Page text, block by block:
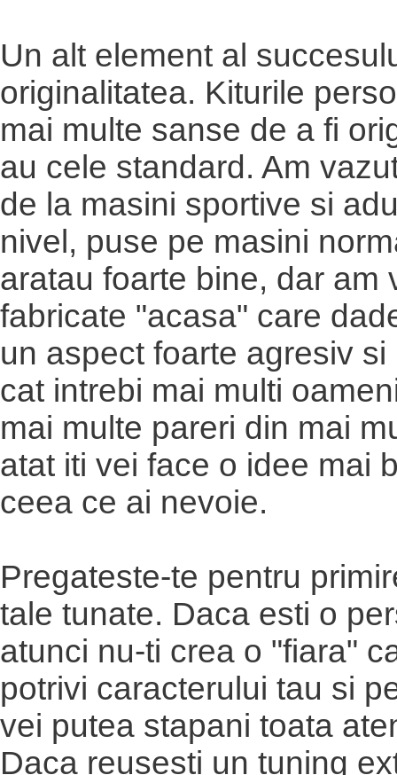
Un alt element al
originalitatea. Kiturile
mai multe sanse de a fi
au cele standard. Am
de la masini sportive si
nivel, puse pe masini
aratau foarte bine, dar am
fabricate "acasa" care
un aspect foarte agresiv
cat intrebi mai multi
mai multe pareri din mai
atat iti vei face o idee mai
ceea ce ai nevoie.
Pregateste-te pentru
tale tunate. Daca esti o
atunci nu-ti crea o "fiara"
potrivi caracterului tau si
vei putea stapani toata
Daca reusesti un tuning